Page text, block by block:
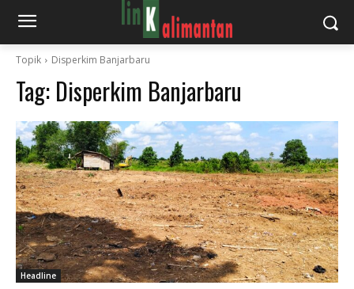
Topik Disperkim Banjarbaru
Tag: Disperkim Banjarbaru
Headline